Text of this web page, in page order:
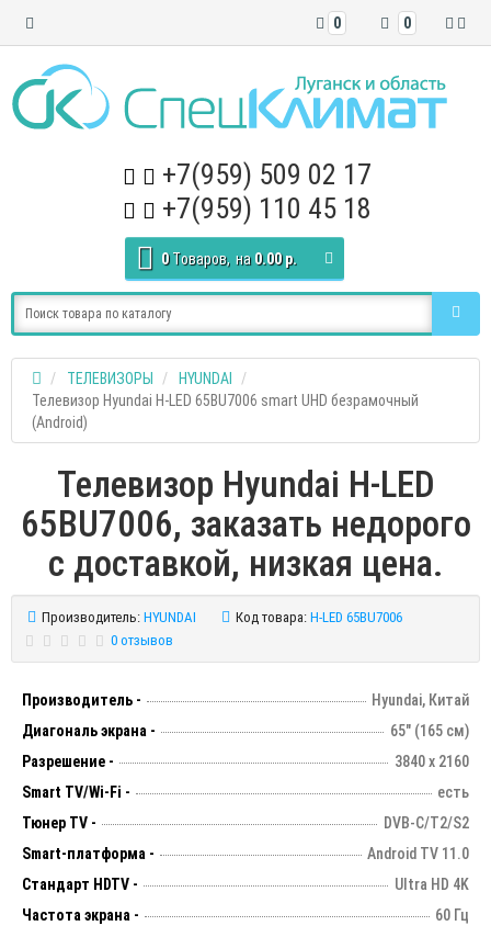
0
0
+7(959) 509 02 17
+7(959) 110 45 18
0 Tоваров, на 0.00 р.
ТЕЛЕВИЗОРЫ
HYUNDAI
Телевизор Hyundai H-LED 65BU7006 smart UHD безрамочный
(Android)
Телевизор Hyundai H-LED
65BU7006, заказать недорого
с доставкой, низкая цена.
Производитель: HYUNDAI Код товара: H-LED 65BU7006
0 отзывов
Производитель -
Hyundai, Китай
Диагональ экрана -
65" (165 см)
Разрешение -
3840 х 2160
Smart TV/Wi-Fi -
есть
Тюнер TV -
DVB-C/T2/S2
Smart-платформа -
Android TV 11.0
Стандарт HDTV -
Ultra HD 4K
Частота экрана -
60 Гц